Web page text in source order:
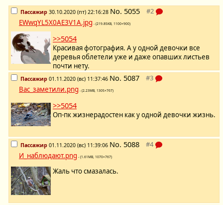
Пассажир 30.10.2020 (пт) 22:16:28 No. 5055
EWwqYL5X0AE3V1A.jpg - (219.85KB, 1100×900)
>>5054
Красивая фотография. А у одной девочки все
деревья облетели уже и даже опавших листьев
почти нету.
Пассажир 01.11.2020 (вс) 11:37:46 No. 5087
Вас_заметили.png - (2.23MB, 1305×767)
>>5054
Оп-пк жизнерадостен как у одной девочки жизнь.
Пассажир 01.11.2020 (вс) 11:39:06 No. 5088
И_наблюдают.png - (1.61MB, 1070×767)
Жаль что смазалась.